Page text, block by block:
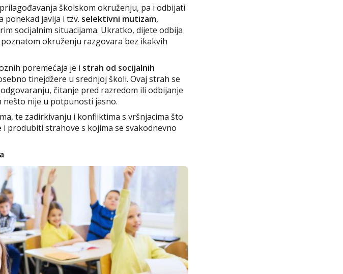
školskom okruženju, pa i odbijati
ponekad javlja i tzv. selektivni mutizam,
socijalnim situacijama. Ukratko, dijete odbija
okruženju razgovara bez ikakvih
poremećaja je i strah od socijalnih
tinejdžere u srednjoj školi. Ovaj strah se
čitanje pred razredom ili odbijanje
nije u potpunosti jasno.
te zadirkivanju i konfliktima s vršnjacima što
produbiti strahove s kojima se svakodnevno